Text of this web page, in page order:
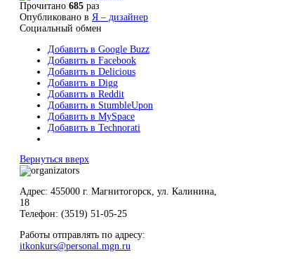
Прочитано 685 раз
Опубликовано в Я – дизайнер
Социальный обмен
Добавить в Google Buzz
Добавить в Facebook
Добавить в Delicious
Добавить в Digg
Добавить в Reddit
Добавить в StumbleUpon
Добавить в MySpace
Добавить в Technorati
Вернуться вверх
Адрес: 455000 г. Магнитогорск, ул. Калинина,
18
Телефон: (3519) 51-05-25
Работы отправлять по адресу:
itkonkurs@personal.mgn.ru